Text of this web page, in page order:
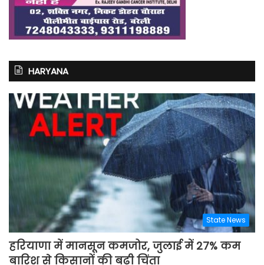
HARYANA
State News
हरियाणा में मानसून कमजोर, जुलाई में 27% कम
बारिश से किसानों की बढ़ी चिंता